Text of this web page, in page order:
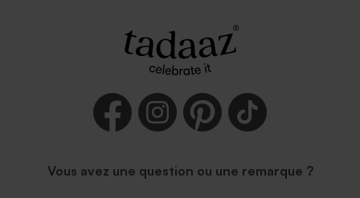
Vous avez une question ou une remarque ?